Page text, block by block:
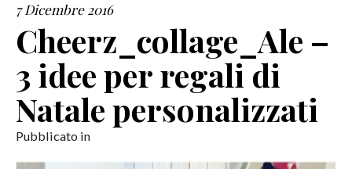
COLLABORAZIONI
CONTATTI
7 Dicembre 2016
Cheerz_collage_Ale –
3 idee per regali di
Natale personalizzati
Pubblicato in